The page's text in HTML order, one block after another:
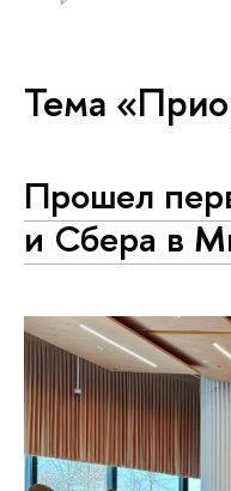
Тема
Прошел
и Сбера в